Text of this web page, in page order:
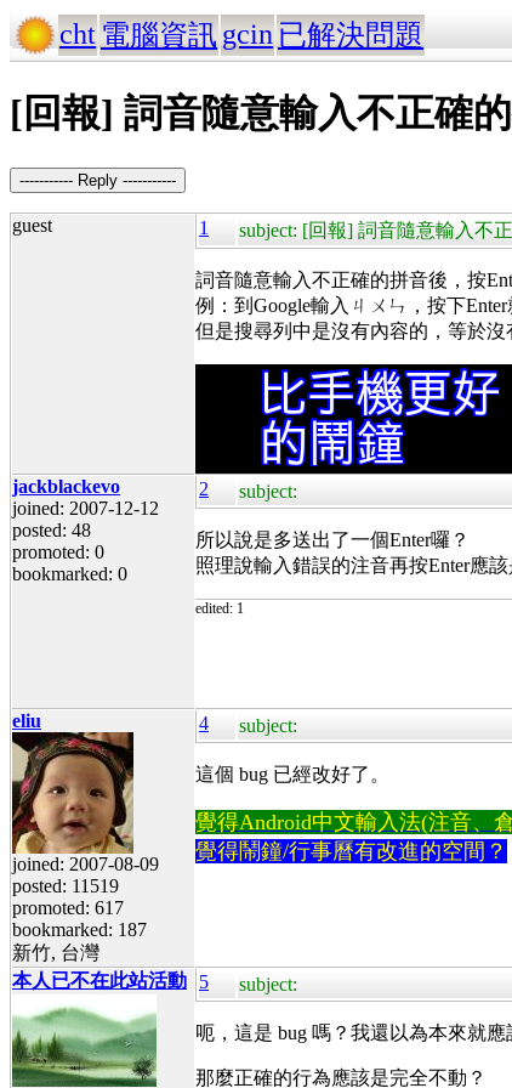
cht 電腦資訊 gcin 已解決問題
[回報] 詞音隨意輸入不正確
----------- Reply -----------
guest 1 subject: [回報] 詞音隨意輸入不
詞音隨意輸入不正確的拼音後，按
例：到Google輸入ㄐㄨㄣ，按下
但是搜尋列中是沒有內容的，等於沒
jackblackevo
joined: 2007-12-12
posted: 48
promoted: 0
bookmarked: 0
2 subject:
所以說是多送出了一個Enter囉？
照理說輸入錯誤的注音再按Enter應
edited: 1
eliu
joined: 2007-08-09
posted: 11519
promoted: 617
bookmarked: 187
新竹, 台灣
4 subject:
這個 bug 已經改好了。
覺得Android中文輸入法(注音、
覺得鬧鐘/行事曆有改進的空間？
本人已不在此站活動 5 subject:
呃，這是 bug 嗎？我還以為本來就
那麼正確的行為應該是完全不動？